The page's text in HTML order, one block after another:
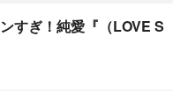
すぎ！純愛『（LOVE S